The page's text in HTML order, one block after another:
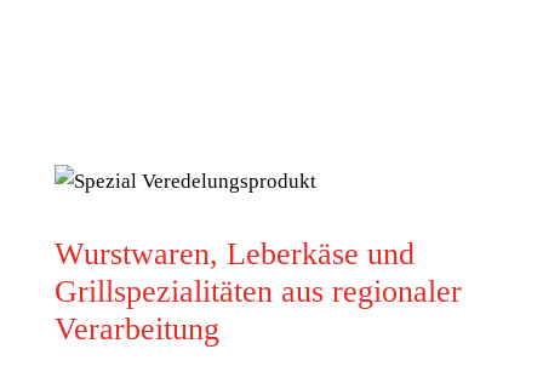
Wurstwaren, Leberkäse und
Grillspezialitäten aus regionaler
Verarbeitung